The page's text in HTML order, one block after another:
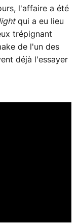
l'affaire a été
qui a eu lieu
trépignant
de l'un des
déjà l'essayer